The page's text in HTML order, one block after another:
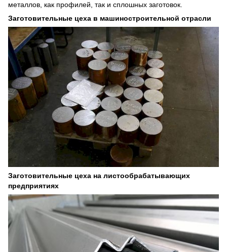
металлов, как профилей, так и сплошных заготовок.
Заготовительные цеха в машиностроительной отрасли
Заготовительные цеха на листообрабатывающих
предприятиях